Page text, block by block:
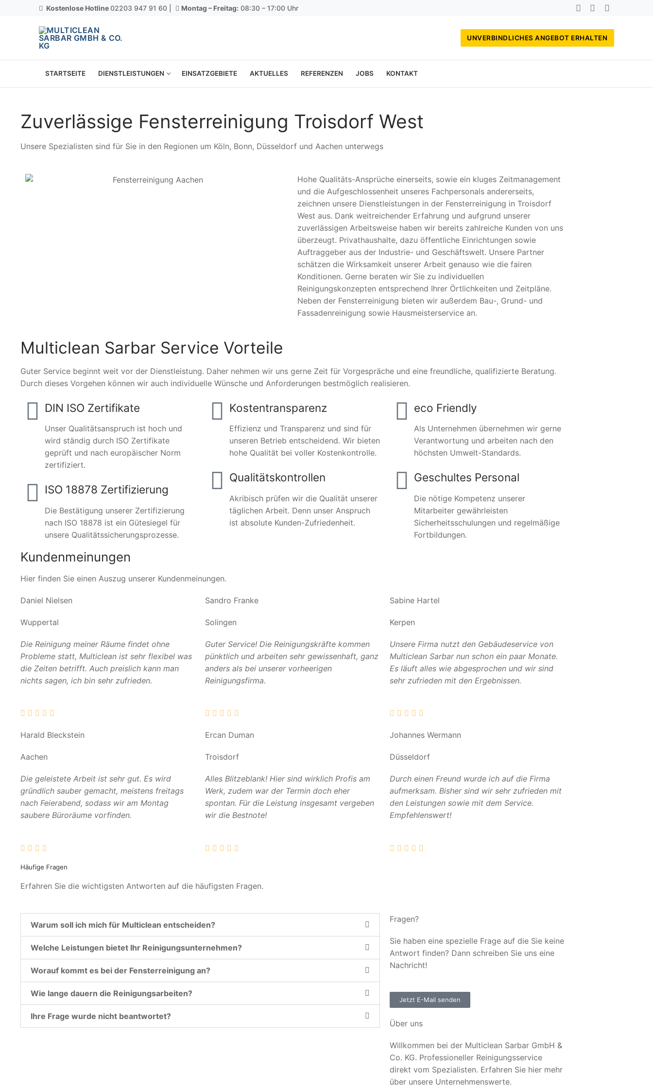
Kostenlose Hotline02203 947 91 60 | Montag – Freitag: 08:30 – 17:00 Uhr
UNVERBINDLICHES ANGEBOT ERHALTEN
STARTSEITE DIENSTLEISTUNGEN EINSATZGEBIETE AKTUELLES REFERENZEN JOBS KONTAKT
Zuverlässige Fensterreinigung Troisdorf West
Unsere Spezialisten sind für Sie in den Regionen um Köln, Bonn, Düsseldorf und Aachen unterwegs
Hohe Qualitäts-Ansprüche einerseits, sowie ein kluges Zeitmanagement
und die Aufgeschlossenheit unseres Fachpersonals andererseits,
zeichnen unsere Dienstleistungen in der Fensterreinigung in Troisdorf
West aus. Dank weitreichender Erfahrung und aufgrund unserer
zuverlässigen Arbeitsweise haben wir bereits zahlreiche Kunden von uns
überzeugt. Privathaushalte, dazu öffentliche Einrichtungen sowie
Auftraggeber aus der Industrie- und Geschäftswelt. Unsere Partner
schätzen die Wirksamkeit unserer Arbeit genauso wie die fairen
Konditionen. Gerne beraten wir Sie zu individuellen
Reinigungskonzepten entsprechend Ihrer Örtlichkeiten und Zeitpläne.
Neben der Fensterreinigung bieten wir außerdem Bau-, Grund- und
Fassadenreinigung sowie Hausmeisterservice an.
Multiclean Sarbar Service Vorteile
Guter Service beginnt weit vor der Dienstleistung. Daher nehmen wir uns gerne Zeit für Vorgespräche und eine freundliche, qualifizierte Beratung.
Durch dieses Vorgehen können wir auch individuelle Wünsche und Anforderungen bestmöglich realisieren.
DIN ISO Zertifikate
Unser Qualitätsanspruch ist hoch und
wird ständig durch ISO Zertifikate
geprüft und nach europäischer Norm
zertifiziert.
ISO 18878 Zertifizierung
Die Bestätigung unserer Zertifizierung
nach ISO 18878 ist ein Gütesiegel für
unsere Qualitätssicherungsprozesse.
Kostentransparenz
Effizienz und Transparenz und sind für
unseren Betrieb entscheidend. Wir bieten
hohe Qualität bei voller Kostenkontrolle.
Qualitätskontrollen
Akribisch prüfen wir die Qualität unserer
täglichen Arbeit. Denn unser Anspruch
ist absolute Kunden-Zufriedenheit.
eco Friendly
Als Unternehmen übernehmen wir gerne
Verantwortung und arbeiten nach den
höchsten Umwelt-Standards.
Geschultes Personal
Die nötige Kompetenz unserer
Mitarbeiter gewährleisten
Sicherheitsschulungen und regelmäßige
Fortbildungen.
Kundenmeinungen
Hier finden Sie einen Auszug unserer Kundenmeinungen.
Daniel Nielsen
Wuppertal
Die Reinigung meiner Räume findet ohne
Probleme statt, Multiclean ist sehr flexibel was
die Zeiten betrifft. Auch preislich kann man
nichts sagen, ich bin sehr zufrieden.
Sandro Franke
Solingen
Guter Service! Die Reinigungskräfte kommen
pünktlich und arbeiten sehr gewissenhaft, ganz
anders als bei unserer vorheerigen
Reinigungsfirma.
Sabine Hartel
Kerpen
Unsere Firma nutzt den Gebäudeservice von
Multiclean Sarbar nun schon ein paar Monate.
Es läuft alles wie abgesprochen und wir sind
sehr zufrieden mit den Ergebnissen.
Harald Bleckstein
Aachen
Die geleistete Arbeit ist sehr gut. Es wird
gründlich sauber gemacht, meistens freitags
nach Feierabend, sodass wir am Montag
saubere Büroräume vorfinden.
Ercan Duman
Troisdorf
Alles Blitzeblank! Hier sind wirklich Profis am
Werk, zudem war der Termin doch eher
spontan. Für die Leistung insgesamt vergeben
wir die Bestnote!
Johannes Wermann
Düsseldorf
Durch einen Freund wurde ich auf die Firma
aufmerksam. Bisher sind wir sehr zufrieden mit
den Leistungen sowie mit dem Service.
Empfehlenswert!
Häufige Fragen
Erfahren Sie die wichtigsten Antworten auf die häufigsten Fragen.
Warum soll ich mich für Multiclean entscheiden?
Welche Leistungen bietet Ihr Reinigungsunternehmen?
Worauf kommt es bei der Fensterreinigung an?
Wie lange dauern die Reinigungsarbeiten?
Ihre Frage wurde nicht beantwortet?
Fragen?
Sie haben eine spezielle Frage auf die Sie keine
Antwort finden? Dann schreiben Sie uns eine
Nachricht!
Jetzt E-Mail senden
Über uns
Willkommen bei der Multiclean Sarbar GmbH &
Co. KG. Professioneller Reinigungsservice
direkt vom Spezialisten. Erfahren Sie hier mehr
über unsere Unternehmenswerte.